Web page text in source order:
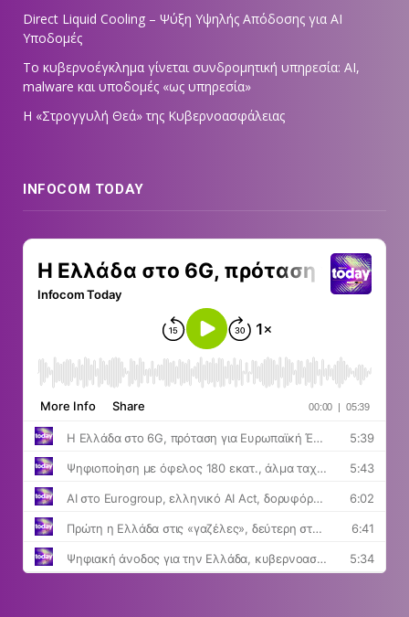
Direct Liquid Cooling – Ψύξη Υψηλής Απόδοσης για AI
Υποδομές
Το κυβερνοέγκλημα γίνεται συνδρομητική υπηρεσία: AI,
malware και υποδομές «ως υπηρεσία»
Η «Στρογγυλή Θεά» της Κυβερνοασφάλειας
INFOCOM TODAY